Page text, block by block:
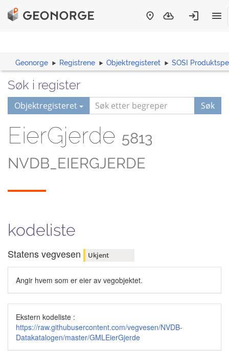
Geonorge Registrene Objektregisteret SOSI
Søk i register
Objektregisteret Søk
EierGjerde 5813
NVDB_EIERGJERDE
kodeliste
Statens vegvesen Ukjent
Angir hvem som er eier av vegobjektet.
Ekstern kodeliste :
https://raw.githubusercontent.com/vegvesen/NVDB-
Datakatalogen/master/GMLEierGjerde